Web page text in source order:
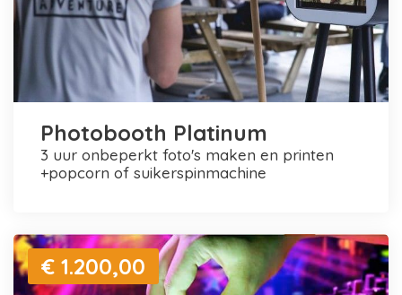
Photobooth Platinum
3 uur onbeperkt foto's maken en printen
+popcorn of suikerspinmachine
€ 1.200,00